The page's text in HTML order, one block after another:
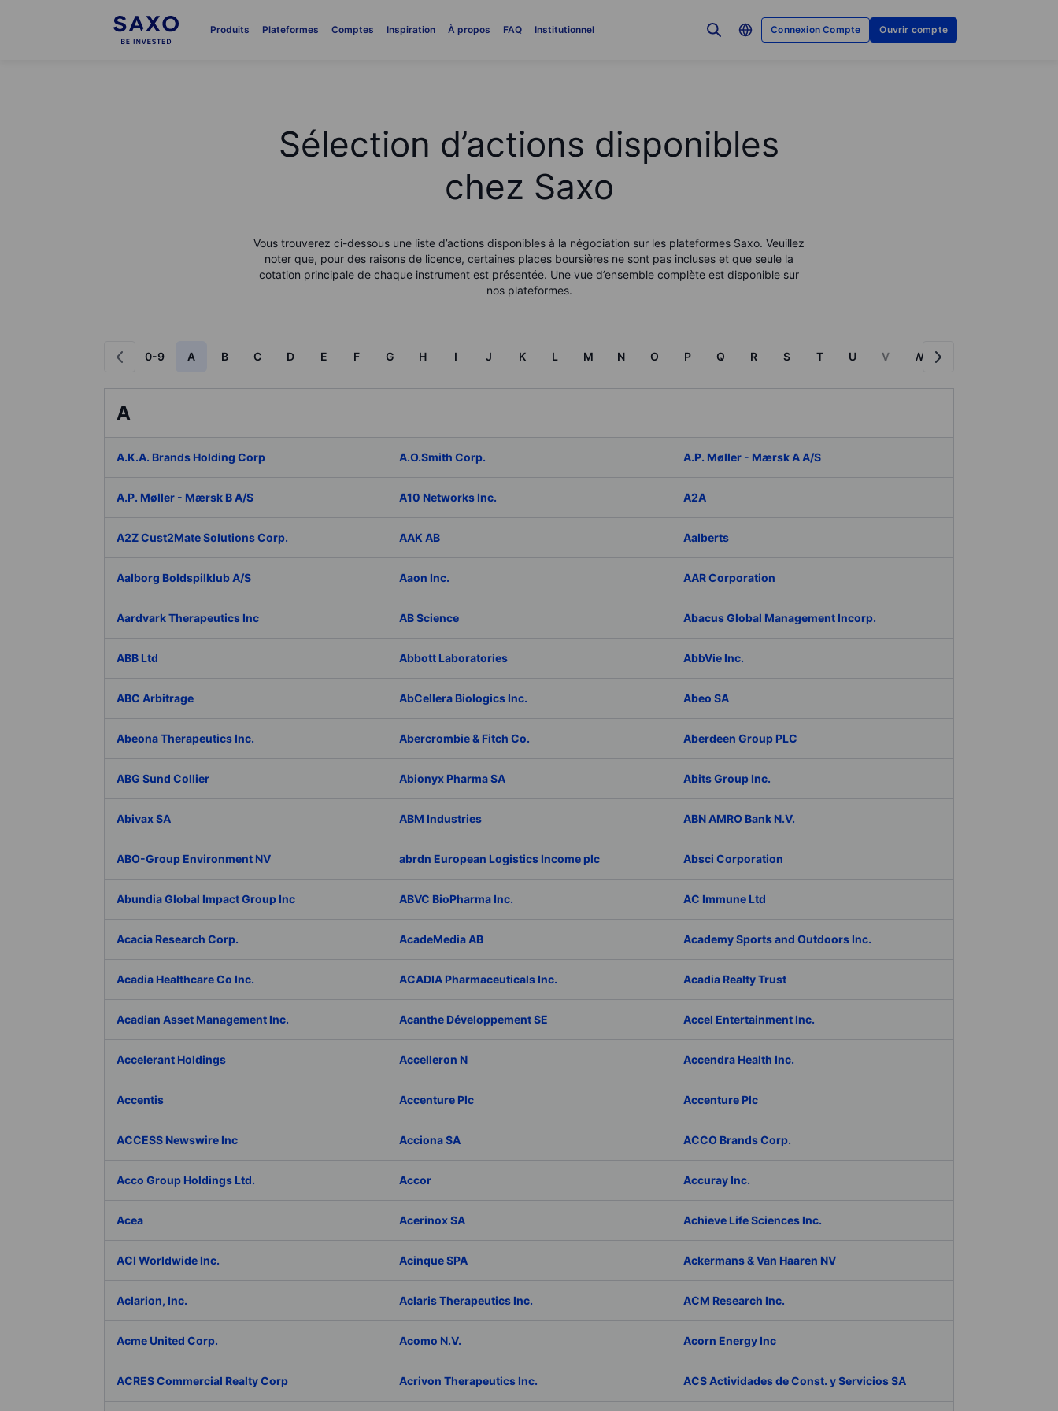
Produits Plateformes Comptes Inspiration À propos FAQ Institutionnel Connexion Compte Ouvrir compte
Sélection d’actions disponibles
chez Saxo
Vous trouverez ci-dessous une liste d’actions disponibles à la négociation sur les plateformes Saxo. Veuillez
noter que, pour des raisons de licence, certaines places boursières ne sont pas incluses et que seule la
cotation principale de chaque instrument est présentée. Une vue d’ensemble complète est disponible sur
nos plateformes.
0-9 A B C D E F G H I J K L M N O P Q R S T U V W
A
A.K.A. Brands Holding Corp A.O.Smith Corp. A.P. Møller - Mærsk A A/S
A.P. Møller - Mærsk B A/S A10 Networks Inc. A2A
A2Z Cust2Mate Solutions Corp. AAK AB Aalberts
Aalborg Boldspilklub A/S Aaon Inc. AAR Corporation
Aardvark Therapeutics Inc AB Science Abacus Global Management Incorp.
ABB Ltd Abbott Laboratories AbbVie Inc.
ABC Arbitrage AbCellera Biologics Inc. Abeo SA
Abeona Therapeutics Inc. Abercrombie & Fitch Co. Aberdeen Group PLC
ABG Sund Collier Abionyx Pharma SA Abits Group Inc.
Abivax SA ABM Industries ABN AMRO Bank N.V.
ABO-Group Environment NV abrdn European Logistics Income plc Absci Corporation
Abundia Global Impact Group Inc ABVC BioPharma Inc. AC Immune Ltd
Acacia Research Corp. AcadeMedia AB Academy Sports and Outdoors Inc.
Acadia Healthcare Co Inc. ACADIA Pharmaceuticals Inc. Acadia Realty Trust
Acadian Asset Management Inc. Acanthe Développement SE Accel Entertainment Inc.
Accelerant Holdings Accelleron N Accendra Health Inc.
Accentis Accenture Plc Accenture Plc
ACCESS Newswire Inc Acciona SA ACCO Brands Corp.
Acco Group Holdings Ltd. Accor Accuray Inc.
Acea Acerinox SA Achieve Life Sciences Inc.
ACI Worldwide Inc. Acinque SPA Ackermans & Van Haaren NV
Aclarion, Inc. Aclaris Therapeutics Inc. ACM Research Inc.
Acme United Corp. Acomo N.V. Acorn Energy Inc
ACRES Commercial Realty Corp Acrivon Therapeutics Inc. ACS Actividades de Const. y Servicios SA